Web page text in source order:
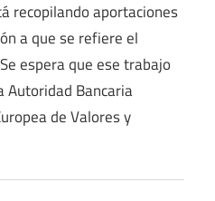
recopilando aportaciones
a que se refiere el
espera que ese trabajo
Autoridad Bancaria
de Valores y